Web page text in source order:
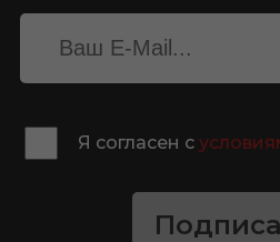
Я согласен с